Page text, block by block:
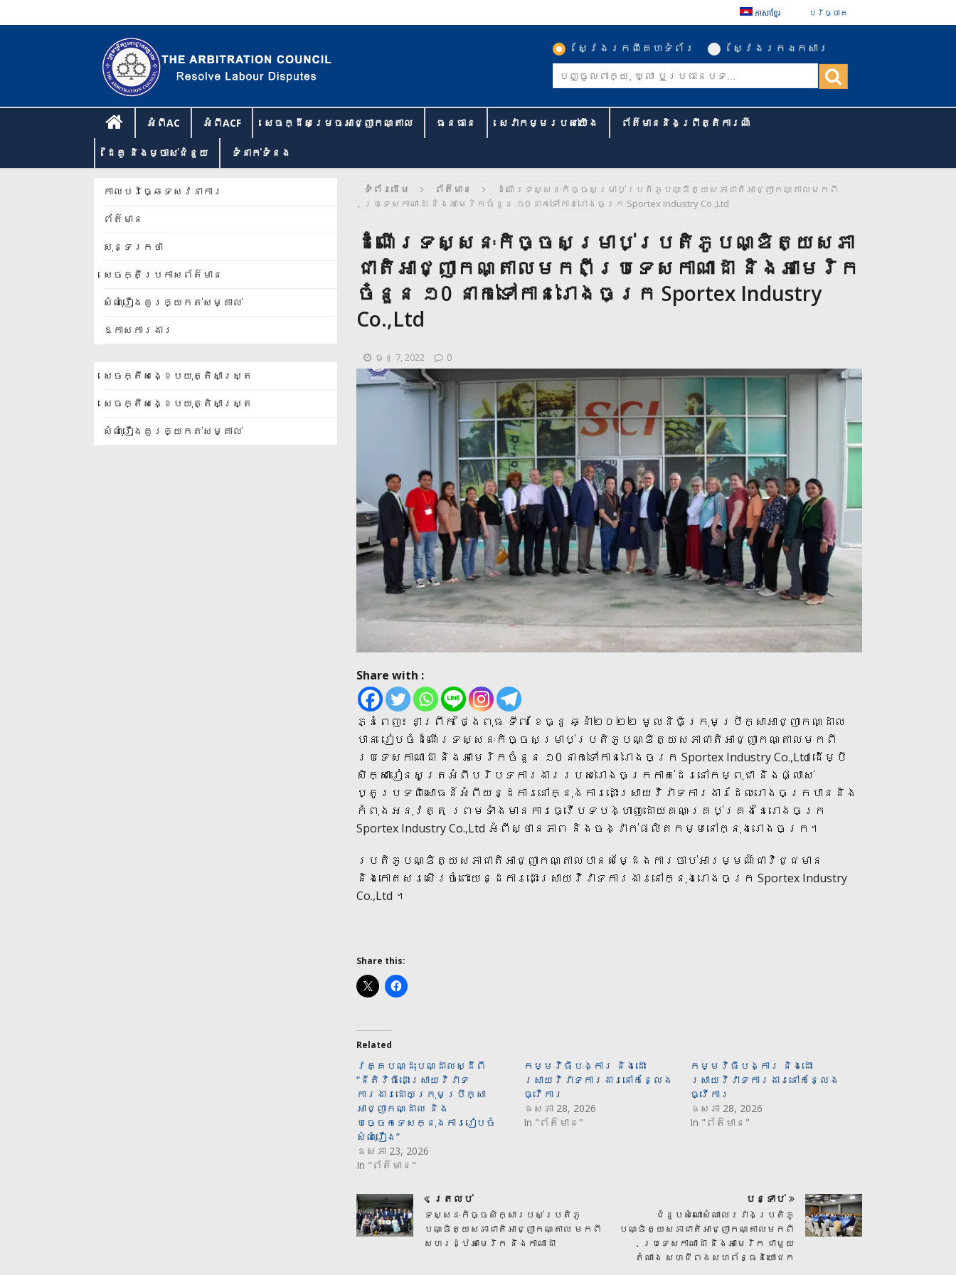
ភាសាខ្មែរ បរិច្ចាគ
ស្វែងរកពីគេហទំព័រ ស្វែងរកឯកសារ
អំពីAC អំពីACF សេចក្ដីសម្រេចអាជ្ញាកណ្តាល ធនធាន សេវាកម្មរបស់យើង ព័ត៌មាននិងព្រឹត្តិការណ៍
ដៃគូ និងម្ចាស់ជំនួយ ទំនាក់​ទំនង​
ទំព័រដើម ព័ត៌មាន
ដំណើរទស្សនៈកិច្ចសម្រាប់ប្រតិភូបណ្ឌិត្យសភាជាតិអាជ្ញាកណ្តាលមកពី
ប្រទេសកាណាដា និងអាមេរិកចំនួន ១0 នាក់ទៅកាន់រោងចក្រ Sportex Industry Co.,Ltd
ដំណើរទស្សនៈកិច្ចសម្រាប់ប្រតិភូបណ្ឌិត្យសភា
ជាតិអាជ្ញាកណ្តាលមកពីប្រទេសកាណាដា និងអាមេរិក
ចំនួន ១0 នាក់ទៅកាន់រោងចក្រ Sportex Industry
Co.,Ltd
ធ្នូ 7, 2022 0
Share with :
ភ្នំពេញ៖ នាព្រឹក ថ្ងៃពុធ ទី៧ ខែធ្នូ ឆ្នាំ២០២២ មូលនិធិក្រុមប្រឹក្សាអាជ្ញាកណ្ដាល
បាន រៀបចំដំណើរទស្សនៈកិច្ចសម្រាប់ប្រតិភូបណ្ឌិត្យសភាជាតិអាជ្ញាកណ្តាលមកពី
ប្រទេសកាណាដា និងអាមេរិកចំនួន ១0 នាក់ទៅកាន់រោងចក្រ Sportex Industry Co.,Ltd ដើម្បី
សិក្សារៀនសូត្រអំពីបរិបទការងាររបស់រោងចក្រកាត់ដេរនៅកម្ពុជា និងផ្លាស់
ប្តូរបទពិសោធន៍អំពីយន្ដការនៅក្នុងការដោះស្រាយវិវាទការងារដែលរោងចក្របាននិង
កំពុងអនុវត្ត ព្រមទាំងមានការធ្វើបទបង្ហាញដោយគណៈគ្រប់គ្រងនៃរោងចក្រ
Sportex Industry Co.,Ltd អំពីស្ថានភាព និងចង្វាក់ផលិតកម្មនៅក្នុងរោងចក្រ។
ប្រតិភូបណ្ឌិត្យសភាជាតិអាជ្ញាកណ្តាលបានសម្ដែងការចាប់អារម្មណ៍ជាវិជ្ជមាន
និងកោតសរសើរចំពោះយន្ដការដោះស្រាយវិវាទការងារនៅក្នុងរោងចក្រ Sportex Industry
Co.,Ltd ។
Share this:
Related
វគ្គបណ្ដុះបណ្ដាលស្ដីពី
“នីតិវិធីដោះស្រាយវិវាទ
ការងារដោយក្រុមប្រឹក្សា
អាជ្ញាកណ្ដាល និង
បច្ចេកទេសក្នុងការរៀបចំ
សំណុំរឿង”
ឧសភា 23, 2026
In "ព័ត៌មាន"
កម្មវិធីបង្ការ និងដោះ
ស្រាយវិវាទការងារនៅកន្លែង
ធ្វើការ
ឧសភា 28, 2026
In "ព័ត៌មាន"
កម្មវិធីបង្ការ និងដោះ
ស្រាយវិវាទការងារនៅកន្លែង
ធ្វើការ
ឧសភា 28, 2026
In "ព័ត៌មាន"
ត្រលប់
ទស្សនៈកិច្ចសិក្សារបស់ប្រតិភូ
បណ្ឌិត្យសភាជាតិអាជ្ញាកណ្តាល មកពី
សហរដ្ឋអាមេរិក និងកាណាដា
បន្ទាប់
ជំនួបសំណោះសំណាលរវាងប្រតិភូ
បណ្ឌិត្យសភាជាតិអាជ្ញាកណ្តាលមកពី
ប្រទេសកាណាដា និងអាមេរិក ជាមួយ
តំណាង សហជីពងសហព័ន្ធនិយោជក
កាលបរិច្ឆេទសវនាការ
ព័ត៌មាន
សុន្ទរកថា
សេចក្តីប្រកាសព័ត៌មាន
សំណុំរឿងគួរឲ្យកត់សម្គាល់
ឱកាសការងារ
សេចក្តីសង្ខេបយុត្តិសាស្ត្រ
សេចក្តីសង្ខេបយុត្តិសាស្ត្រ
សំណុំរឿងគួរឲ្យកត់សម្គាល់